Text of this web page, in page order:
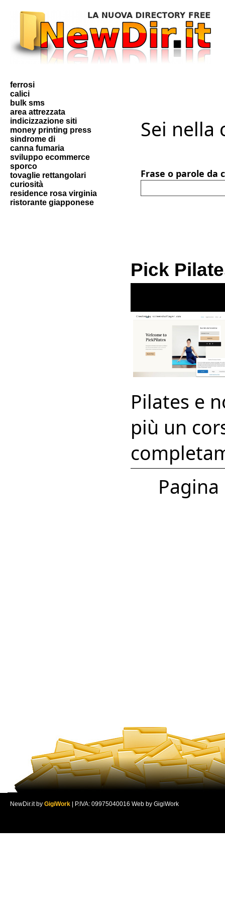
ferrosi
calici
bulk sms
area attrezzata
indicizzazione siti
money printing press
sindrome di
canna fumaria
sviluppo ecommerce
sporco
tovaglie rettangolari
curiosità
residence rosa virginia
ristorante giapponese
Sei
Frase o parole da
Pick
Pilates e
più un
NewDir.it by GigiWork | P.IVA: 09975040016 Web by GigiWork